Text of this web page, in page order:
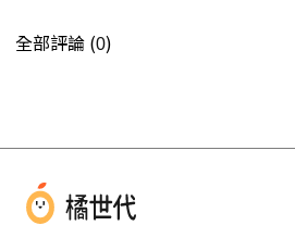
全部評論 (0)